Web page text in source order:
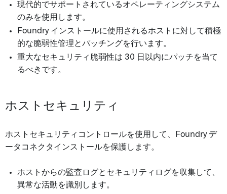
現代的でサポートされているオペレーティングシステム
のみを使用します。
Foundry インストールに使用されるホストに対して積極
的な脆弱性管理とパッチングを行います。
重大なセキュリティ脆弱性は 30 日以内にパッチを当て
るべきです。
ホストセキュリティ
ホストセキュリティコントロールを使用して、Foundry デ
ータコネクタインストールを保護します。
ホストからの監査ログとセキュリティログを収集して、
異常な活動を識別します。